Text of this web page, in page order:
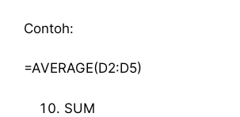
Contoh:
=AVERAGE(D2:D5)
SUM